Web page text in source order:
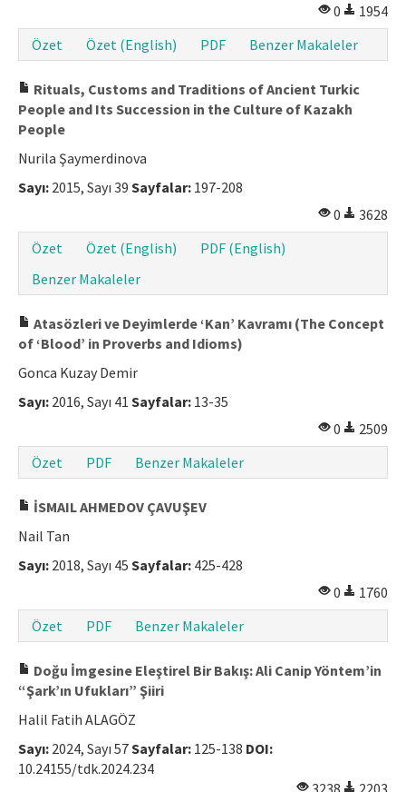
0
1954
Özet
Özet (English) PDF Benzer Makaleler
Rituals, Customs and Traditions of Ancient Turkic
People and Its Succession in the Culture of Kazakh
People
Nurila Şaymerdinova
Sayı: 2015, Sayı 39 Sayfalar: 197-208
0
3628
Özet
Özet (English)
PDF (English)
Benzer Makaleler
Atasözleri ve Deyimlerde ‘Kan’ Kavramı (The Concept
of ‘Blood’ in Proverbs and Idioms)
Gonca Kuzay Demir
Sayı: 2016, Sayı 41 Sayfalar: 13-35
0
2509
Özet
PDF Benzer Makaleler
İSMAIL AHMEDOV ÇAVUŞEV
Nail Tan
Sayı: 2018, Sayı 45 Sayfalar: 425-428
0
1760
Özet
PDF Benzer Makaleler
Doğu İmgesine Eleştirel Bir Bakış: Ali Canip Yöntem’in
“Şark’ın Ufukları” Şiiri
Halil Fatih ALAGÖZ
Sayı: 2024, Sayı 57Sayfalar: 125-138 DOI:
10.24155/tdk.2024.234
3238
2203